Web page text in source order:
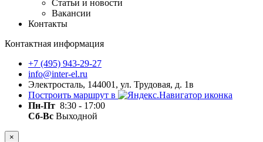
Статьи и новости
Вакансии
Контакты
Контактная информация
+7 (495) 943-29-27
info@inter-el.ru
Электросталь, 144001, ул. Трудовая, д. 1в
Построить маршрут в
Пн-Пт 8:30 - 17:00
Сб-Вс Выходной
×